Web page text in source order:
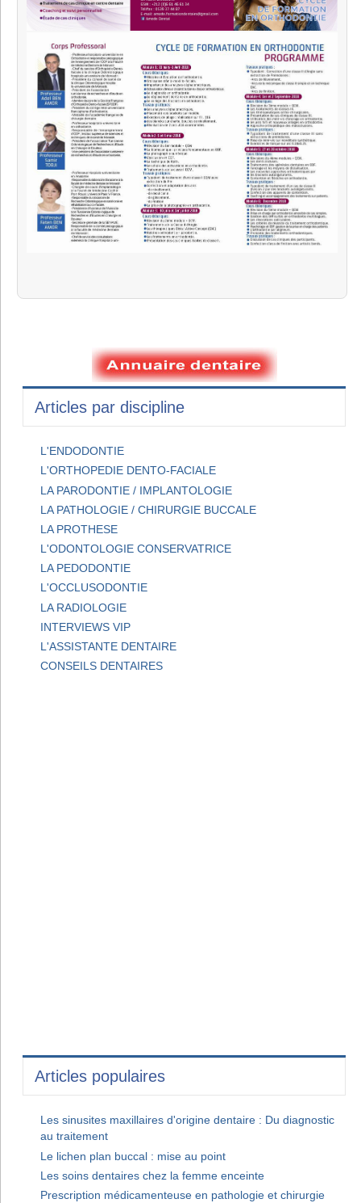
Articles par discipline
L'ENDODONTIE
L'ORTHOPEDIE DENTO-FACIALE
LA PARODONTIE / IMPLANTOLOGIE
LA PATHOLOGIE / CHIRURGIE BUCCALE
LA PROTHESE
L'ODONTOLOGIE CONSERVATRICE
LA PEDODONTIE
L'OCCLUSODONTIE
LA RADIOLOGIE
INTERVIEWS VIP
L'ASSISTANTE DENTAIRE
CONSEILS DENTAIRES
Articles populaires
Les sinusites maxillaires d'origine dentaire : Du diagnostic
au traitement
Le lichen plan buccal : mise au point
Les soins dentaires chez la femme enceinte
Prescription médicamenteuse en pathologie et chirurgie